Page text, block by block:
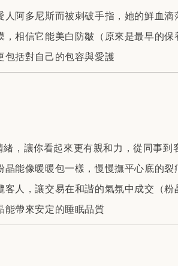
人阿多尼斯而被刺破手指，她的鮮血
相信它能美白防皺（原來是最早的保
包括對自己的包容與愛護
緒，讓你看起來更有親和力，從同事到
能像暖暖包一樣，慢慢撫平心底的裂
客人，讓交易在和諧的氣氛中成交（
能帶來安定的睡眠品質